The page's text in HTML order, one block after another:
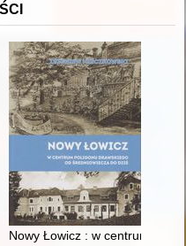
rodu Ślązaka
Nowy Łowicz : w centrum